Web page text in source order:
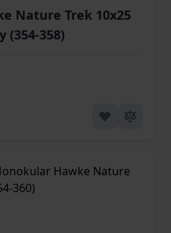
Nature Trek 10x25
(354-358)